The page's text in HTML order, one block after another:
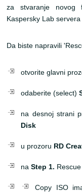
za stvaranje novog
Kaspersky Lab
Da biste napravili
otvorite glavni
odaberite (select)
na desnoj strani
Disk
u prozoru RD
naStep 1.
Copy ISO